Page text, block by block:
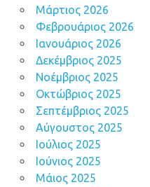
Μάρτιος 2026
Φεβρουάριος 2026
Ιανουάριος 2026
Δεκέμβριος 2025
Νοέμβριος 2025
Οκτώβριος 2025
Σεπτέμβριος 2025
Αύγουστος 2025
Ιούλιος 2025
Ιούνιος 2025
Μάιος 2025